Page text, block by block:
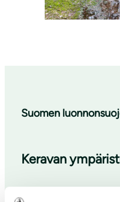
Suomen
Keravan